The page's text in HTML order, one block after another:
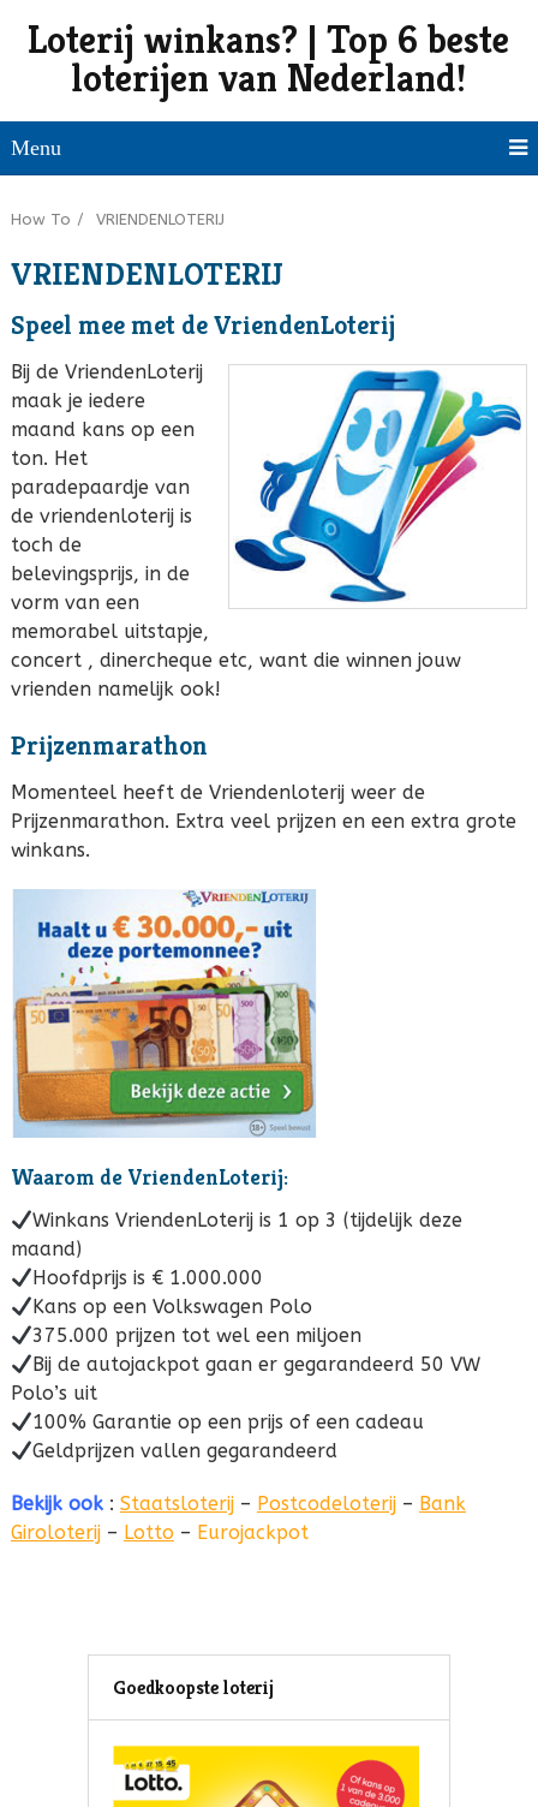
Loterij winkans? | Top 6 beste
loterijen van Nederland!
Menu
How To / VRIENDENLOTERIJ
VRIENDENLOTERIJ
Speel mee met de VriendenLoterij
Bij de VriendenLoterij
maak je iedere
maand kans op een
ton. Het
paradepaardje van
de vriendenloterij is
toch de
belevingsprijs, in de
vorm van een
memorabel uitstapje,
concert , dinercheque etc, want die winnen jouw
vrienden namelijk ook!
Prijzenmarathon
Momenteel heeft de Vriendenloterij weer de
Prijzenmarathon. Extra veel prijzen en een extra grote
winkans.
Waarom de VriendenLoterij:
Winkans VriendenLoterij is 1 op 3 (tijdelijk deze
maand)
Hoofdprijs is € 1.000.000
Kans op een Volkswagen Polo
375.000 prijzen tot wel een miljoen
Bij de autojackpot gaan er gegarandeerd 50 VW
Polo’s uit
100% Garantie op een prijs of een cadeau
Geldprijzen vallen gegarandeerd
Bekijk ook: Staatsloterij– Postcodeloterij– Bank
Giroloterij– Lotto– Eurojackpot
Goedkoopste loterij